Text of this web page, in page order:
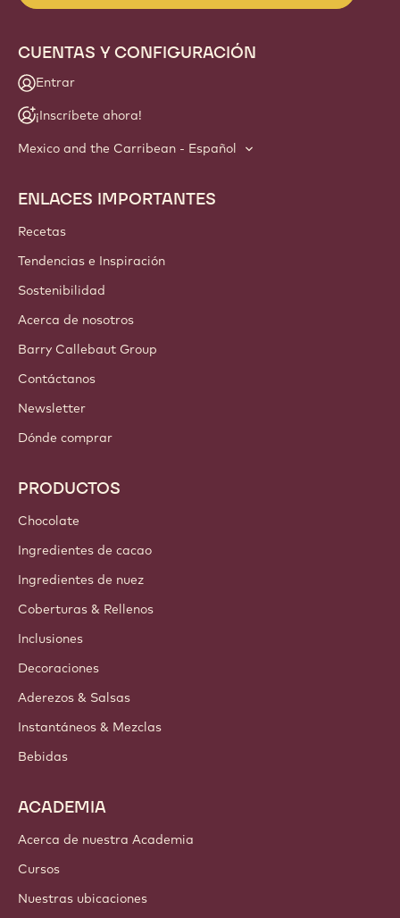
CUENTAS Y CONFIGURACIÓN
Entrar
¡Inscríbete ahora!
Mexico and the Carribean - Español
Footer
Callebaut
ENLACES IMPORTANTES
Recetas
Tendencias e Inspiración
Sostenibilidad
Acerca de nosotros
Barry Callebaut Group
Contáctanos
Newsletter
Dónde comprar
PRODUCTOS
Chocolate
Ingredientes de cacao
Ingredientes de nuez
Coberturas & Rellenos
Inclusiones
Decoraciones
Aderezos & Salsas
Instantáneos & Mezclas
Bebidas
ACADEMIA
Acerca de nuestra Academia
Cursos
Nuestras ubicaciones